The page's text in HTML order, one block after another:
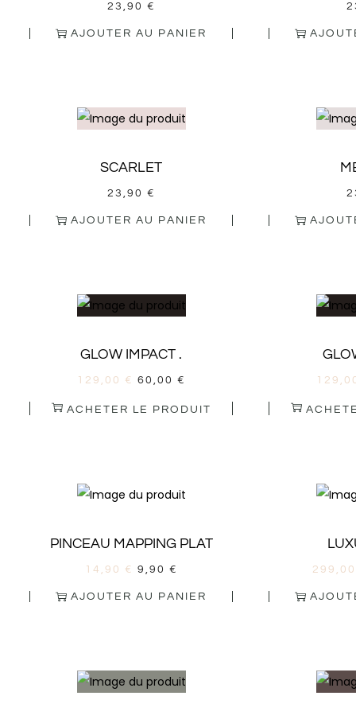
23,90 €
AJOUTER AU PANIER
SCARLET
23,90 €
AJOUTER AU PANIER
GLOW IMPACT .
129,00 € 60,00 €
ACHETER LE PRODUIT
PINCEAU MAPPING PLAT
14,90 € 9,90 €
AJOUTER AU PANIER